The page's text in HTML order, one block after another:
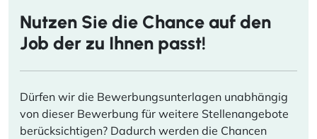
Nutzen Sie die Chance auf den
Job der zu Ihnen passt!
Dürfen wir die Bewerbungsunterlagen unabhängig
von dieser Bewerbung für weitere Stellenangebote
berücksichtigen? Dadurch werden die Chancen